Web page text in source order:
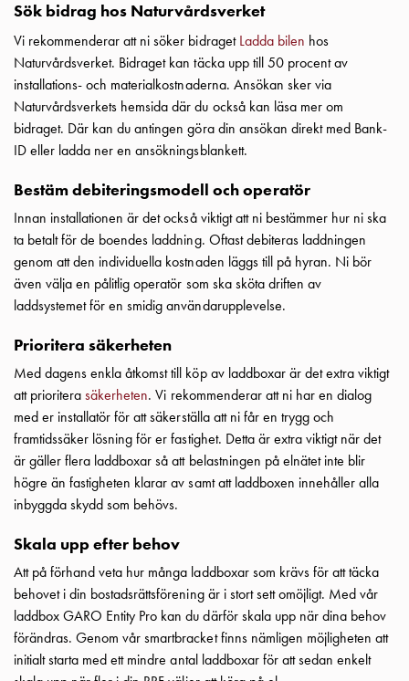
Skillnaden
på
AC-
och
DC
laddning
Varför
ladda
laddbox
och
inte
vägguttag?
Välj
rätt
laddbox
din
elbil
Standarder
certifikat
för
laddboxar
Guide:
Installera
laddboxar
Sök bidrag hos Naturvårdsverket
Vi rekommenderar att ni söker bidraget Ladda bilen hos
Naturvårdsverket. Bidraget kan täcka upp till 50 procent av
installations- och materialkostnaderna. Ansökan sker via
Naturvårdsverkets hemsida där du också kan läsa mer om
bidraget. Där kan du antingen göra din ansökan direkt med Bank-
ID eller ladda ner en ansökningsblankett.
Bestäm debiteringsmodell och operatör
Innan installationen är det också viktigt att ni bestämmer hur ni ska
ta betalt för de boendes laddning. Oftast debiteras laddningen
genom att den individuella kostnaden läggs till på hyran. Ni bör
även välja en pålitlig operatör som ska sköta driften av
laddsystemet för en smidig användarupplevelse.
Prioritera säkerheten
Med dagens enkla åtkomst till köp av laddboxar är det extra viktigt
att prioriterasäkerheten. Vi rekommenderar att ni har en dialog
med er installatör för att säkerställa att ni får en trygg och
framtidssäker lösning för er fastighet. Detta är extra viktigt när det
är gäller flera laddboxar så att belastningen på elnätet inte blir
högre än fastigheten klarar av samt att laddboxen innehåller alla
inbyggda skydd som behövs.
Skala upp efter behov
Att på förhand veta hur många laddboxar som krävs för att täcka
behovet i din bostadsrättsförening är i stort sett omöjligt. Med vår
laddbox GARO Entity Pro kan du därför skala upp när dina behov
förändras. Genom vår smartbracket finns nämligen möjligheten att
initialt starta med ett mindre antal laddboxar för att sedan enkelt